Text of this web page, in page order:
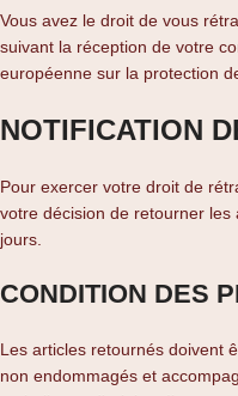
Vous avez le droit de vous
suivant la réception de votre
européenne sur la protection
NOTIFICATION
Pour exercer votre droit de
votre décision de retourner
jours.
CONDITION DES
Les articles retournés doivent
non endommagés et